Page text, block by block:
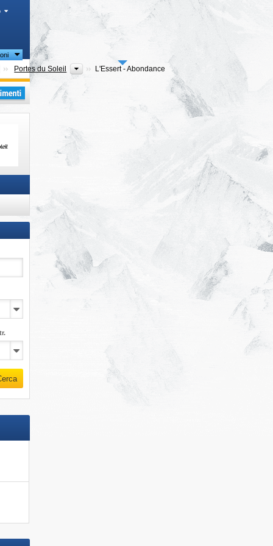
Dipartimenti (Départements)
Portes du Soleil Regioni turistiche
L'Essert - Abondance